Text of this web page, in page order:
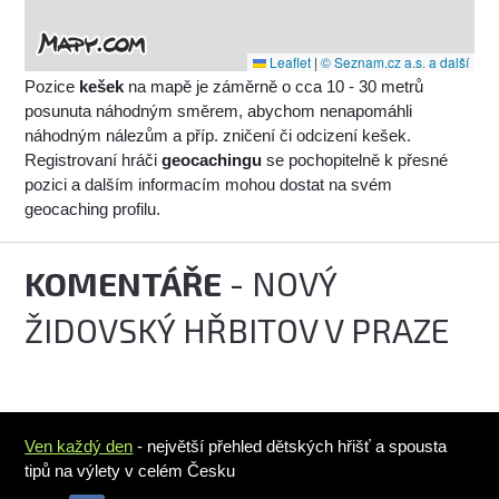
Leaflet | © Seznam.cz a.s. a další
Pozice kešek na mapě je záměrně o cca 10 - 30 metrů
posunuta náhodným směrem, abychom nenapomáhli
náhodným nálezům a příp. zničení či odcizení kešek.
Registrovaní hráčigeocachingu se pochopitelně k přesné
pozici a dalším informacím mohou dostat na svém
geocaching profilu.
KOMENTÁŘE - NOVÝ
ŽIDOVSKÝ HŘBITOV V PRAZE
Ven každý den - největší přehled dětských hřišť a spousta
tipů na výlety v celém Česku